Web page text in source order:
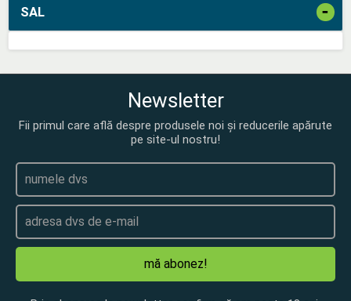
SAL -
Newsletter
Fii primul care află despre produsele noi și reducerile apărute
pe site-ul nostru!
mă abonez!